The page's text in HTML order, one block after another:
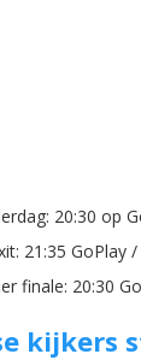
20:30 op
21:35 GoPlay
finale: 20:30
kijkers